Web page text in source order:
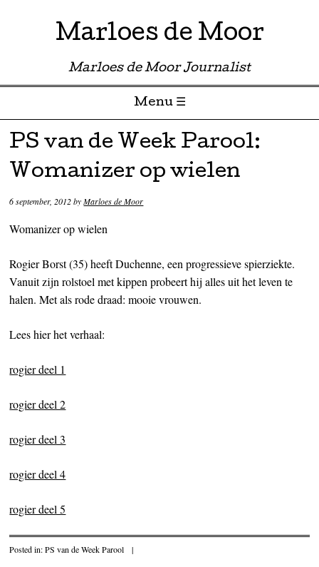
Marloes de Moor
Marloes de Moor Journalist
Menu ☰
Skip to content
PS van de Week Parool:
Womanizer op wielen
6 september, 2012byMarloes de Moor
Womanizer op wielen
Rogier Borst (35) heeft Duchenne, een progressieve spierziekte.
Vanuit zijn rolstoel met kippen probeert hij alles uit het leven te
halen. Met als rode draad: mooie vrouwen.
Lees hier het verhaal:
rogier deel 1
rogier deel 2
rogier deel 3
rogier deel 4
rogier deel 5
Posted in:PS van de Week Parool |